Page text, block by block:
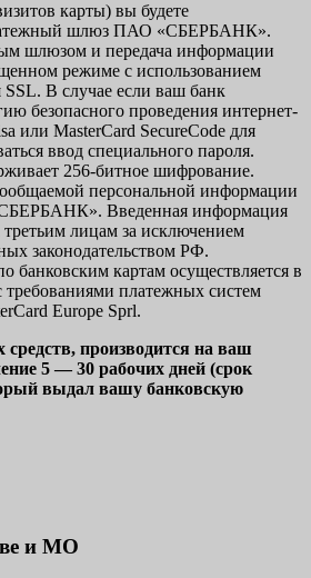
карты) вы будете
шлюз ПАО «СБЕРБАНК».
шлюзом и передача информации
режиме с использованием
В случае если ваш банк
безопасного проведения интернет-
или MasterCard SecureCode для
ввод специального пароля.
256-битное шифрование.
персональной информации
Введенная информация
третьим лицам за исключением
законодательством РФ.
банковским картам осуществляется в
требованиями платежных систем
Europe Sprl.
средств, производится на ваш
5 — 30 рабочих дней (срок
выдал вашу банковскую
и МО